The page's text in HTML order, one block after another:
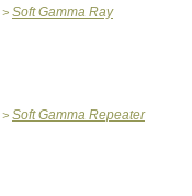
> Soft Gamma Ray
> Soft Gamma Repeater